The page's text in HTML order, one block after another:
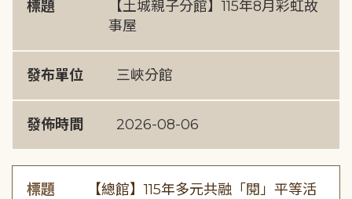
標題
【土城親子分館】115年8月彩虹故
事屋
發布單位 三峽分館
發佈時間 2026-08-06
標題
【總館】115年多元共融「閱」平等活